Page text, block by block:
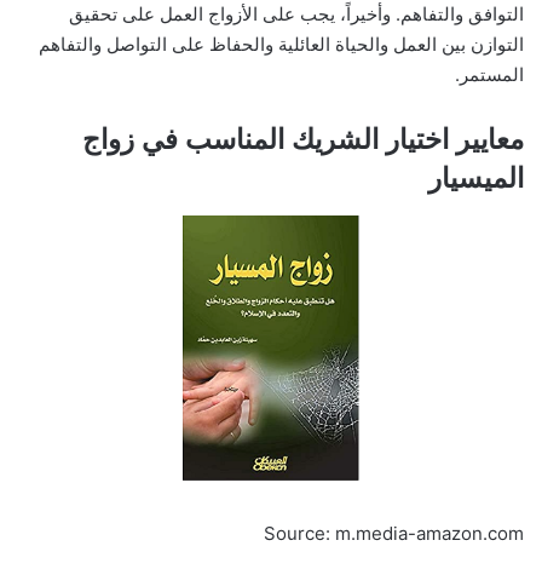
التوافق والتفاهم. وأخيراً، يجب على الأزواج العمل على تحقيق
التوازن بين العمل والحياة العائلية والحفاظ على التواصل والتفاهم
المستمر.
معايير اختيار الشريك المناسب في زواج
الميسيار
Source: m.media-amazon.com